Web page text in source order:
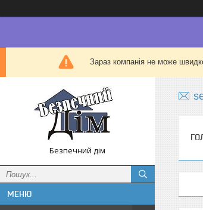
Зараз компанія не може
Безпечний дім